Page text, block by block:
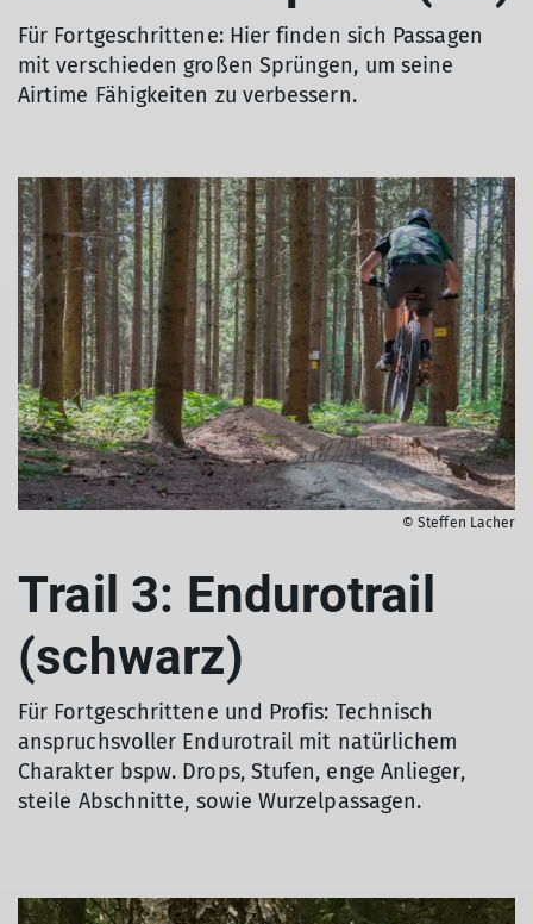
Für Fortgeschrittene: Hier finden sich Passagen
mit verschieden großen Sprüngen, um seine
Airtime Fähigkeiten zu verbessern.
© Steffen Lacher
Trail 3: Endurotrail
(schwarz)
Für Fortgeschrittene und Profis: Technisch
anspruchsvoller Endurotrail mit natürlichem
Charakter bspw. Drops, Stufen, enge Anlieger,
steile Abschnitte, sowie Wurzelpassagen.